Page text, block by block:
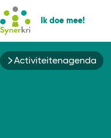
Ik doe mee!
Kruimelpad
Activiteitenagenda